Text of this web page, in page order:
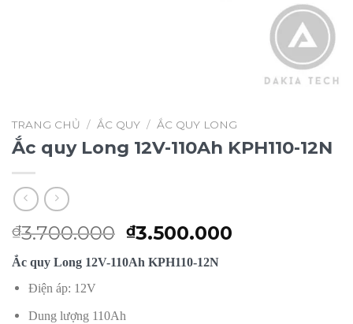
TRANG CHỦ / ẮC QUY / ẮC QUY LONG
Ắc quy Long 12V-110Ah KPH110-12N
₫3.700.000 Giá
là:
₫3.500.000
Ắc quy Long 12V-110Ah KPH110-12N
Điện áp: 12V
Dung lượng 110Ah